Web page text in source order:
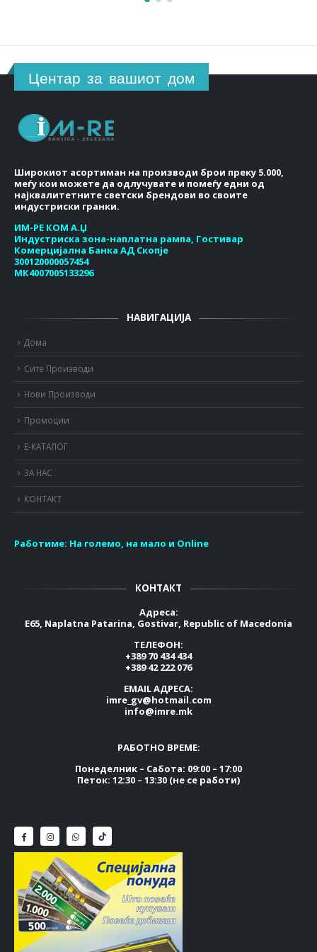
Центар за вашиот дом
Широкиот асортиман на производи брои преку 5.000,
меѓу кои можете да одлучувате и помеѓу едни од
најквалитетните светски брендови во своите
индустриски гранки.
ИМ-РЕ КОМ А.Џ
Индустриска зона-наплатна рампа, Гостивар
Комерцијална Банка АД Скопје
300120000057454
МК4007005133296
НАВИГАЦИЈА
Дома
Сите Производи
Нови Производи
Промоции
Е-КАТАЛОГ
ЗА НАС
КОНТАКТ
Работиме: На големо, на мало и Online
КОНТАКТ
Адреса:
E65, Naplatna Patarina, Gostivar, Republic of Macedonia
ТЕЛЕФОН:
+389 70 434 434
+389 42 222 076
EMAIL АДРЕСА:
imre_gv@hotmail.com
info@imre.mk
РАБОТНО ВРЕМЕ:
Понеделник – Сабота: 09:00 – 17:00
Петок: 12:30 – 13:30 (не се работи)